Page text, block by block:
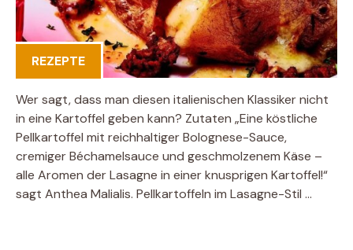
REZEPTE
Wer sagt, dass man diesen italienischen Klassiker nicht
in eine Kartoffel geben kann? Zutaten „Eine köstliche
Pellkartoffel mit reichhaltiger Bolognese-Sauce,
cremiger Béchamelsauce und geschmolzenem Käse –
alle Aromen der Lasagne in einer knusprigen Kartoffel!“
sagt Anthea Malialis. Pellkartoffeln im Lasagne-Stil …